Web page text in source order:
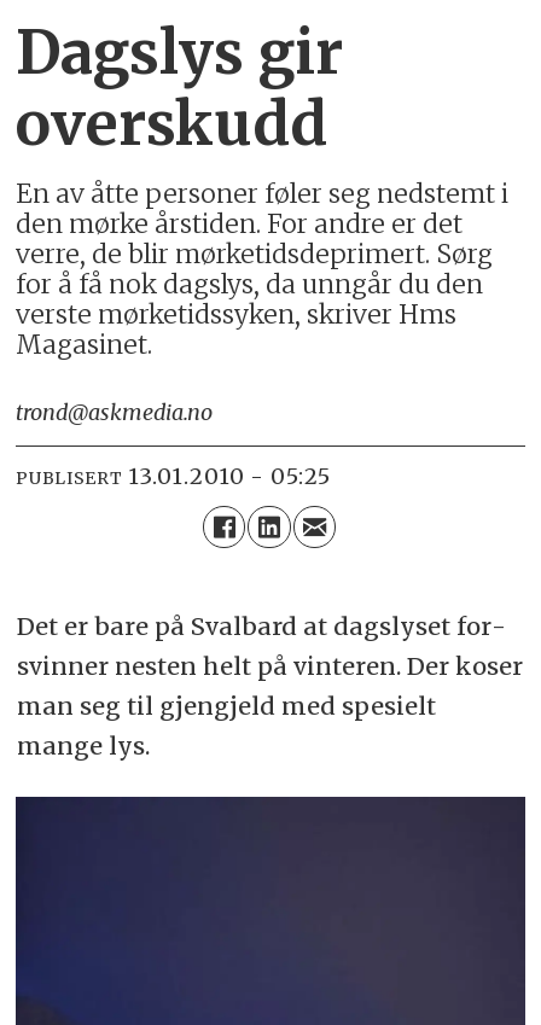
Dagslys gir
overskudd
En av åtte personer føler seg ned­stemt i
den mørke års­tiden. For andre er det
verre, de blir mørke­tids­deprimert. Sørg
for å få nok dagslys, da unngår du den
verste mørketidssyken, skriver Hms
Magasinet.
trond@askmedia.no
PUBLISERT 13.01.2010 - 05:25
Det er bare på Svalbard at dags­lyset for­
svinner nesten helt på vinteren. Der koser
man seg til gjen­gjeld med spesielt
mange lys.